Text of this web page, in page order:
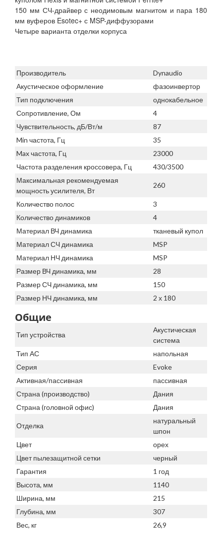
150 мм СЧ-драйвер с неодимовым магнитом и пара 180
мм вуферов Esotec+ с MSP-диффузорами
Четыре варианта отделки корпуса
Производитель
Dynaudio
Акустическое оформление
фазоинвертор
Тип подключения
однокабельное
Сопротивление, Ом
4
Чувствительность, дБ/Вт/м
87
Min частота, Гц
35
Max частота, Гц
23000
Частота разделения кроссовера, Гц
430/3500
Максимальная рекомендуемая
мощность усилителя, Вт
260
Количество полос
3
Количество динамиков
4
Материал ВЧ динамика
тканевый купол
Материал СЧ динамика
MSP
Материал НЧ динамика
MSP
Размер ВЧ динамика, мм
28
Размер СЧ динамика, мм
150
Размер НЧ динамика, мм
2 х 180
Общие
Тип устройства
Акустическая
система
Тип АС
напольная
Серия
Evoke
Активная/пассивная
пассивная
Страна (производство)
Дания
Страна (головной офис)
Дания
Отделка
натуральный
шпон
Цвет
орех
Цвет пылезащитной сетки
черный
Гарантия
1 год
Высота, мм
1140
Ширина, мм
215
Глубина, мм
307
Вес, кг
26,9